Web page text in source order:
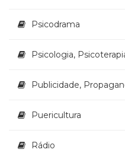
Psicodrama
Psicologia,
Publicidade,
Puericultura
Rádio